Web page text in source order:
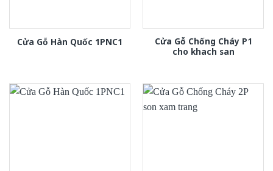
Cửa Gỗ Hàn Quốc 1PNC1
Cửa Gỗ Chống Cháy P1
cho khach san